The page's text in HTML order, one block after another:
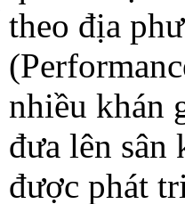
theo địa
nhiều khán
đưa lên sân
được phát